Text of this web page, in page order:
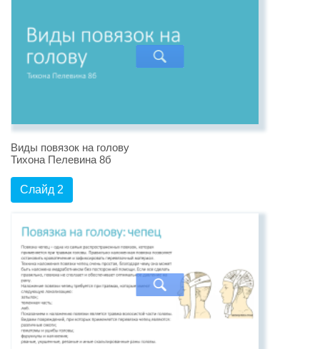
Виды повязок на голову
Тихона Пелевина 8б
Слайд 2